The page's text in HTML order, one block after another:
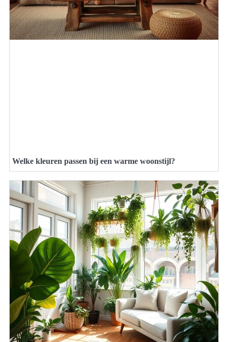
Welke kleuren passen bij een warme woonstijl?